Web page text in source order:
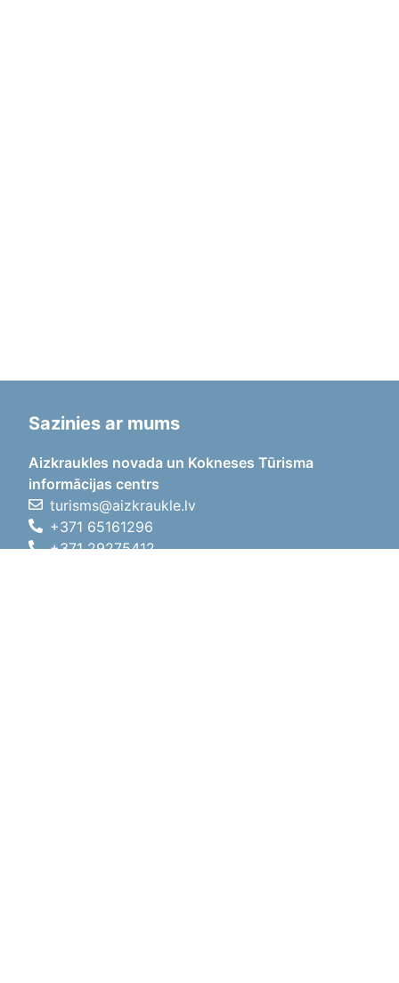
Sazinies ar mums
Aizkraukles novada un Kokneses Tūrisma
informācijas centrs
turisms@aizkraukle.lv
+371 65161296
+371 29275412